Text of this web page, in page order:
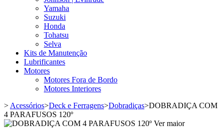
Yamaha
Suzuki
Honda
Tohatsu
Selva
Kits de Manutenção
Lubrificantes
Motores
Motores Fora de Bordo
Motores Interiores
>Acessórios>Deck e Ferragens>Dobradiças>DOBRADIÇA COM
4 PARAFUSOS 120º
Ver maior